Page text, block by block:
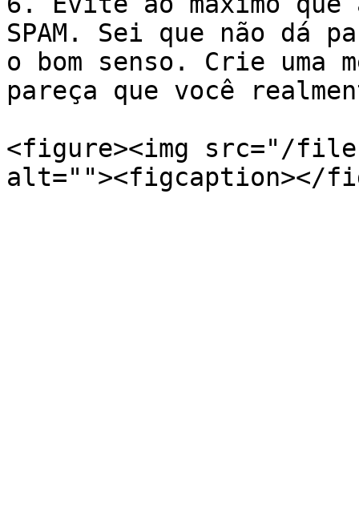
SPAM. Sei que não dá
o bom senso. Crie uma
pareça que você
<figure><img src="/files/